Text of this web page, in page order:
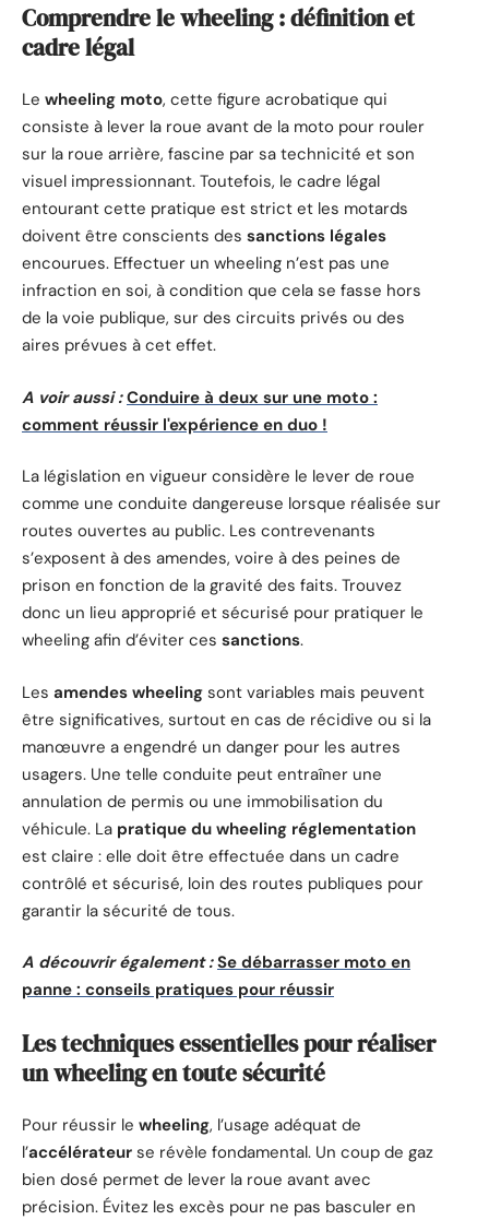
Comprendre le wheeling : définition et
cadre légal
Le wheeling moto, cette figure acrobatique qui
consiste à lever la roue avant de la moto pour rouler
sur la roue arrière, fascine par sa technicité et son
visuel impressionnant. Toutefois, le cadre légal
entourant cette pratique est strict et les motards
doivent être conscients des sanctions légales
encourues. Effectuer un wheeling n’est pas une
infraction en soi, à condition que cela se fasse hors
de la voie publique, sur des circuits privés ou des
aires prévues à cet effet.
A voir aussi : Conduire à deux sur une moto :
comment réussir l'expérience en duo !
La législation en vigueur considère le lever de roue
comme une conduite dangereuse lorsque réalisée sur
routes ouvertes au public. Les contrevenants
s’exposent à des amendes, voire à des peines de
prison en fonction de la gravité des faits. Trouvez
donc un lieu approprié et sécurisé pour pratiquer le
wheeling afin d’éviter ces sanctions.
Les amendes wheeling sont variables mais peuvent
être significatives, surtout en cas de récidive ou si la
manœuvre a engendré un danger pour les autres
usagers. Une telle conduite peut entraîner une
annulation de permis ou une immobilisation du
véhicule. La pratique du wheeling réglementation
est claire : elle doit être effectuée dans un cadre
contrôlé et sécurisé, loin des routes publiques pour
garantir la sécurité de tous.
A découvrir également : Se débarrasser moto en
panne : conseils pratiques pour réussir
Les techniques essentielles pour réaliser
un wheeling en toute sécurité
Pour réussir le wheeling, l’usage adéquat de
l’accélérateur se révèle fondamental. Un coup de gaz
bien dosé permet de lever la roue avant avec
précision. Évitez les excès pour ne pas basculer en